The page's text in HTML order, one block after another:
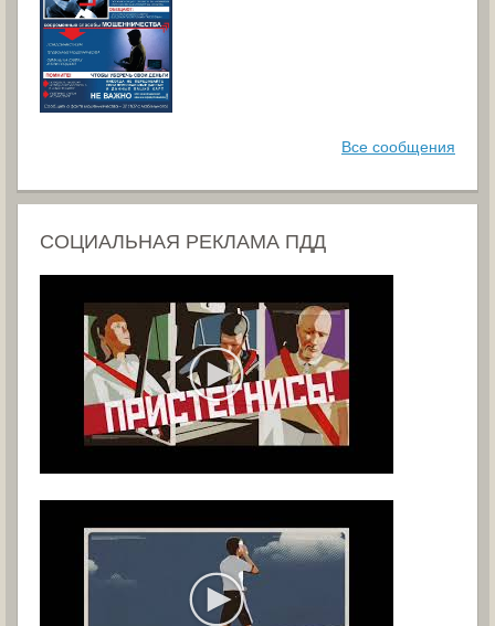
Все сообщения
СОЦИАЛЬНАЯ РЕКЛАМА ПДД